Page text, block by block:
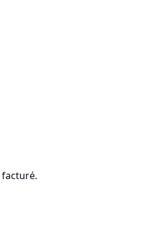
facturé.